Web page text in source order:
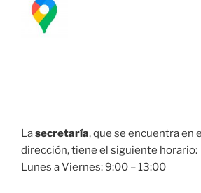
Lasecretaría, que se encuentra en
dirección, tiene el siguiente horario:
Lunes a Viernes: 9:00 – 13:00